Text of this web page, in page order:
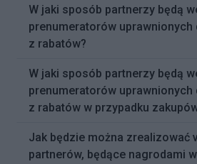
W jaki sposób partnerzy będą
prenumeratorów uprawnionych
z rabatów?
W jaki sposób partnerzy będą
prenumeratorów uprawnionych
z rabatów w przypadku
Jak będzie można zrealizować
partnerów, będące nagrodami